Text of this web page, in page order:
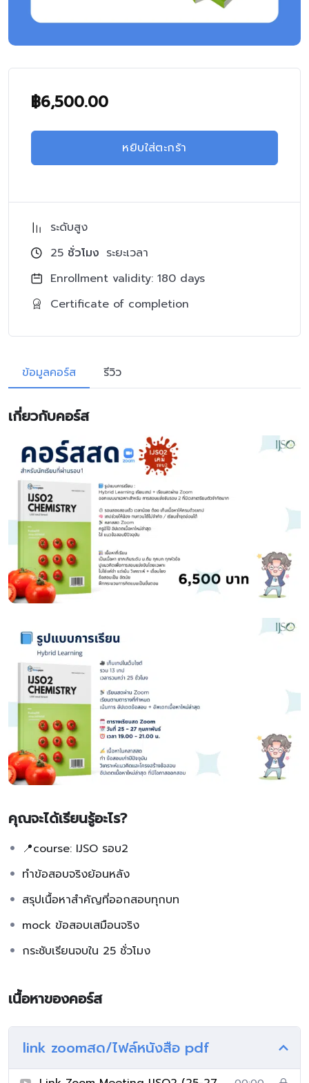
฿6,500.00
หยิบใส่ตะกร้า
ระดับสูง
25 ชั่วโมง ระยะเวลา
Enrollment validity: 180 days
Certificate of completion
ข้อมูลคอร์ส รีวิว
เกี่ยวกับคอร์ส
คุณจะได้เรียนรู้อะไร?
📍course: IJSO รอบ2
ทำข้อสอบจริงย้อนหลัง
สรุปเนื้อหาสำคัญที่ออกสอบทุกบท
mock ข้อสอบเสมือนจริง
กระชับเรียนจบใน 25 ชั่วโมง
เนื้อหาของคอร์ส
link zoomสด/ไฟล์หนังสือ pdf